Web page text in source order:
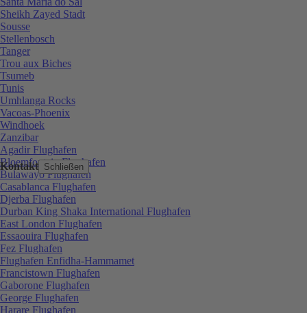
Kontakt Schließen
Sheikh Zayed Stadt
Sousse
Stellenbosch
Tanger
Trou aux Biches
Tsumeb
Tunis
Umhlanga Rocks
Vacoas-Phoenix
Windhoek
Zanzibar
Agadir Flughafen
Bloemfontein Flughafen
Bulawayo Flughafen
Casablanca Flughafen
Djerba Flughafen
Durban King Shaka International Flughafen
East London Flughafen
Essaouira Flughafen
Fez Flughafen
Flughafen Enfidha-Hammamet
Francistown Flughafen
Gaborone Flughafen
George Flughafen
Harare Flughafen